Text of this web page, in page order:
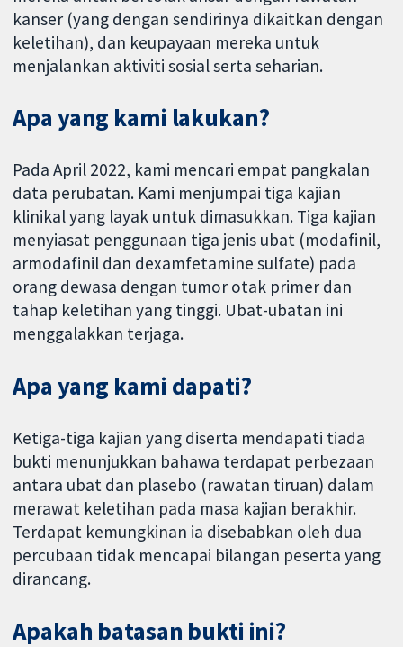
kanser (yang dengan sendirinya dikaitkan dengan
keletihan), dan keupayaan mereka untuk
menjalankan aktiviti sosial serta seharian.
Apa yang kami lakukan?
Pada April 2022, kami mencari empat pangkalan
data perubatan. Kami menjumpai tiga kajian
klinikal yang layak untuk dimasukkan. Tiga kajian
menyiasat penggunaan tiga jenis ubat (modafinil,
armodafinil dan dexamfetamine sulfate) pada
orang dewasa dengan tumor otak primer dan
tahap keletihan yang tinggi. Ubat-ubatan ini
menggalakkan terjaga.
Apa yang kami dapati?
Ketiga-tiga kajian yang diserta mendapati tiada
bukti menunjukkan bahawa terdapat perbezaan
antara ubat dan plasebo (rawatan tiruan) dalam
merawat keletihan pada masa kajian berakhir.
Terdapat kemungkinan ia disebabkan oleh dua
percubaan tidak mencapai bilangan peserta yang
dirancang.
Apakah batasan bukti ini?